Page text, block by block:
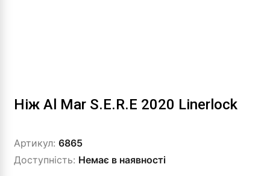
Ніж Al Mar S.E.R.E 2020 Linerlock
Артикул: 6865
Доступність: Немає в наявності